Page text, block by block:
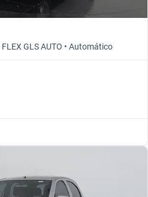
GLS AUTO • Automático